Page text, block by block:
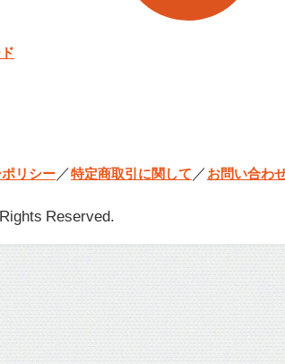
リシー ／特定商取引に関して ／ お問い合わ
Reserved.